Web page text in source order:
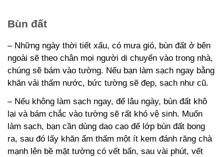
Bùn đất
– Những ngày thời tiết xấu, có mưa gió, bùn đất ở bên
ngoài sẽ theo chân mọi người di chuyển vào trong nhà,
chúng sẽ bám vào tường. Nếu bạn làm sạch ngay bằng
khăn vải thấm nước, bức tường sẽ đẹp, sạch như cũ.
– Nếu không làm sạch ngay, để lâu ngày, bùn đất khô
lại và bám chắc vào tường sẽ rất khó vệ sinh. Muốn
làm sạch, bạn cần dùng dao cạo để lớp bùn đất bong
ra, sau đó lấy khăn ẩm thấm một ít kem đánh răng chà
mạnh lên bề mặt tường có vết bẩn, sau vài phút, vết